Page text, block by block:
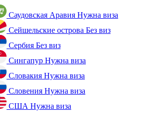
Саудовская Аравия Нужна виза
Сейшельские острова Без виз
Сербия Без виз
Сингапур Нужна виза
Словакия Нужна виза
Словения Нужна виза
США Нужна виза